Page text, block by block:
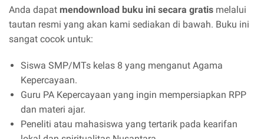
Anda dapat mendownload buku ini secara gratis melalui
tautan resmi yang akan kami sediakan di bawah. Buku ini
sangat cocok untuk:
Siswa SMP/MTs kelas 8 yang menganut Agama
Kepercayaan.
Guru PA Kepercayaan yang ingin mempersiapkan RPP
dan materi ajar.
Peneliti atau mahasiswa yang tertarik pada kearifan